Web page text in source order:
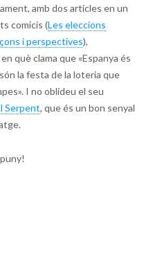
amb dos articles en un
comicis (Les eleccions
i perspectives),
què clama que «Espanya és
la festa de la loteria que
I no oblideu el seu
Serpent, que és un bon senyal